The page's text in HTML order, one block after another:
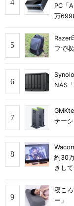
PC「
万
Razer
フで
NAS
テー
約30
きし
寝こ
ー」